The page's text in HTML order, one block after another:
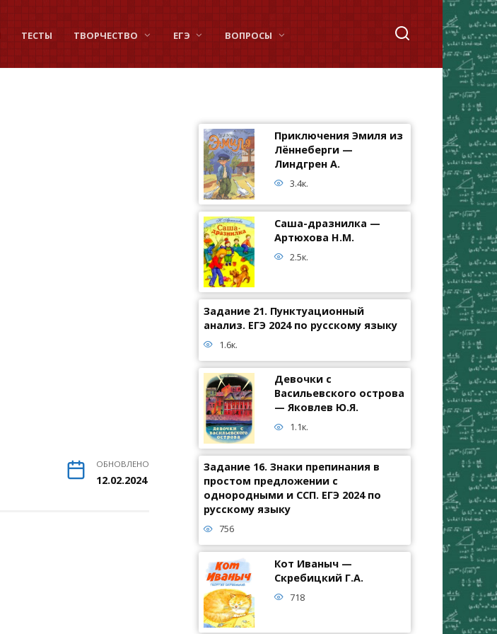
ТЕСТЫ ТВОРЧЕСТВО ЕГЭ ВОПРОСЫ
ОБНОВЛЕНО
12.02.2024
Приключения Эмиля из
Лённеберги —
Линдгрен А.
3.4к.
Саша-дразнилка —
Артюхова Н.М.
2.5к.
Задание 21. Пунктуационный
анализ. ЕГЭ 2024 по русскому языку
1.6к.
Девочки с
Васильевского острова
— Яковлев Ю.Я.
1.1к.
Задание 16. Знаки препинания в
простом предложении с
однородными и ССП. ЕГЭ 2024 по
русскому языку
756
Кот Иваныч —
Скребицкий Г.А.
718